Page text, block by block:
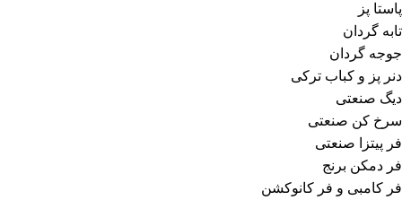
پاستا پز
تابه گردان
جوجه گردان
دنر پز و کباب ترکی
دیگ صنعتی
سرخ کن صنعتی
فر پیتزا صنعتی
فر دمکن برنج
فر کامبی و فر کانوکشن